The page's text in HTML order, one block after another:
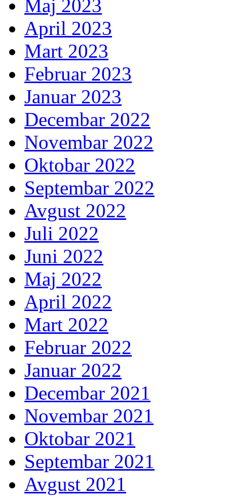
Maj 2023
April 2023
Mart 2023
Februar 2023
Januar 2023
Decembar 2022
Novembar 2022
Oktobar 2022
Septembar 2022
Avgust 2022
Juli 2022
Juni 2022
Maj 2022
April 2022
Mart 2022
Februar 2022
Januar 2022
Decembar 2021
Novembar 2021
Oktobar 2021
Septembar 2021
Avgust 2021